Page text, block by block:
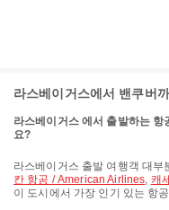
라스베이거스에서 밴쿠버
라스베이거스 에서 출발하는
요?
라스베이거스 출발 여행객 대부
칸 항공 / American Airlines, 캐
이 도시에서 가장 인기 있는 항